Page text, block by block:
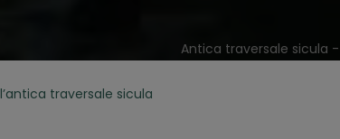
Antica traversale sicula
traversale sicula